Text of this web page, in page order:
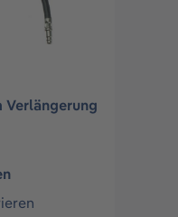
Verlängerung